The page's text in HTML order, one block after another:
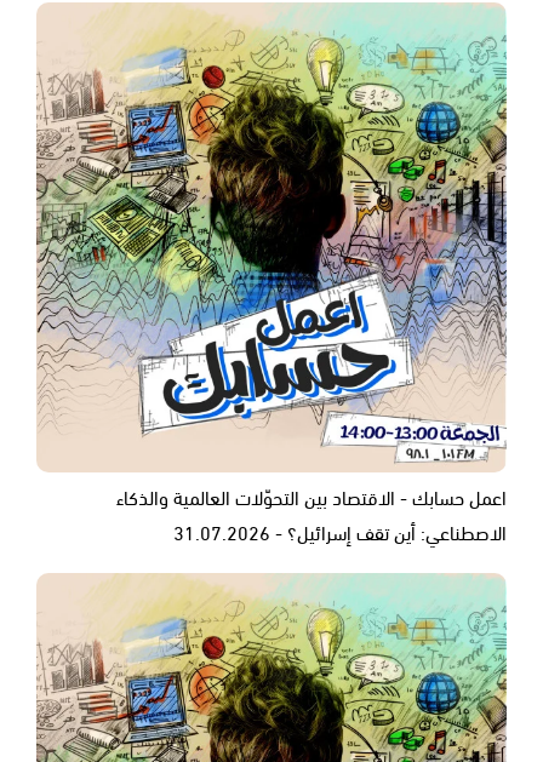
اعمل حسابك - الاقتصاد بين التحوّلات العالمية والذكاء
الاصطناعي: أين تقف إسرائيل؟ - 31.07.2026